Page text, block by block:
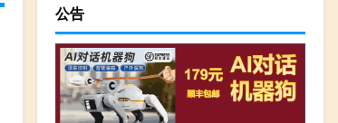
公告